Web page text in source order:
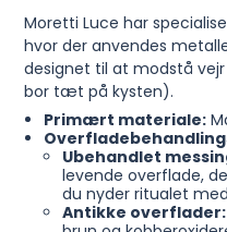
Moretti Luce har
hvor der anvendes
designet til at modstå
bor tæt på kysten).
Primært materiale:
Ubehandlet
levende overflade,
du nyder ritualet
Antikke overflader: